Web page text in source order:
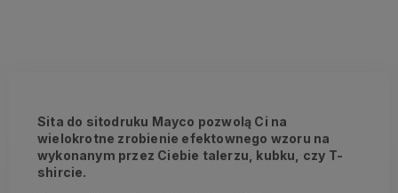
Sita do sitodruku Mayco pozwolą Ci na
wielokrotne zrobienie efektownego wzoru na
wykonanym przez Ciebie talerzu, kubku, czy T-
shircie.